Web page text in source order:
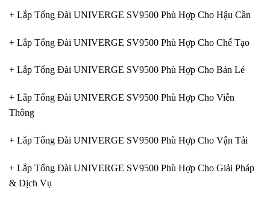
+ Lắp Tổng Đài UNIVERGE SV9500 Phù Hợp Cho Hậu Cần
+ Lắp Tổng Đài UNIVERGE SV9500 Phù Hợp Cho Chế Tạo
+ Lắp Tổng Đài UNIVERGE SV9500 Phù Hợp Cho Bán Lẻ
+ Lắp Tổng Đài UNIVERGE SV9500 Phù Hợp Cho Viễn
Thông
+ Lắp Tổng Đài UNIVERGE SV9500 Phù Hợp Cho Vận Tải
+ Lắp Tổng Đài UNIVERGE SV9500 Phù Hợp Cho Giải Pháp
& Dịch Vụ